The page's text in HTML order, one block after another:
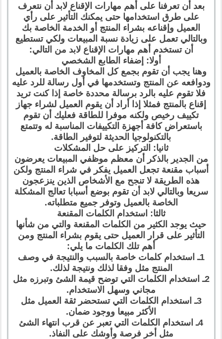
بعد أن تعرفنا على أهم مهارات الإقناع لابد أن نتعرف
على طرق استخدامها حتى يمكنك التأثير على رأي
العميل وإقناعه بشراء المنتج أو الخدمة الخاصة بك
وبالتالي تعمل على زيادة نسبة المبيعات ولكي تستطيع
أن تستخدم أهم مهارات الإقناع لابد من التالي:
أولا: إضفاء الطابع الشخصي
وهنا يجب أن تقوم بجمع كل المخاوف الخاصة بالعميل
ودوافعه عن المنتج وتستخدمها في أول رسالة للرد عليه
فلا تقوم عليه بالرد برسالة محددة خاصة إذا كنت تريد
إقناع بالمنتج فمثلا إذا أراد أن يقوم العميل لشراء جهاز
تكييف رخيص ولكنه موفرا للطاقة فعليك أن تقوم
باستعراض كافة أجهزة التكييفات المناسبة له وتتمتع
بالتكنولوجيا الحديثة لتوفير الطاقة.
ثانيا: التركيز على حل المشكلات
من الجدير بالذكر أن معظم موظفي المبيعات يعرضون
أسباب مقنعة تجعل العميل يفكر في شراء المنتج ولكن
هذه الطريقة لا تنجح مع الأشخاص الذين ينزعجون
سريعا وبالتالي لابد أن تقوم بوضع أسبابا تعالج المشكلة
الخاصة بالعميل وتوفر جميع متطلباته.
ثالثا: استخدام الكلمات المقنعة
حيث يوجد الكثير من الكلمات المقنعة والتي من شأنها
التأثير على قرار العميل حتى يقوم بشراء المنتج ومن
أهم تلك الكلمات ما يلي:
1ـ استخدام كلمات خاصة بالسبب والنتيجة في وصف
المنتج مثل وفقا لذلك ونتيجة لذلك.
2ـ استخدام الكلمات التي توضح قيمة الشئ وتبرزه مثل
مجاني وسهل الاستخدام.
3ـ استخدام الكلمات التي تستحضر ثقة العميل مثل
الأكثر مبيعا ووجود ضمان.
4ـ استخدام الكلمات التي تعبر عن قرب انتهاء الشئ
مثل أخر فرصة وأوشك على النفاذ.